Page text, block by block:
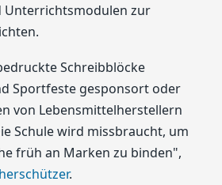
Unterrichtsmodulen zur
Schreibblöcke
Sportfeste gesponsort oder
von Lebensmittelherstellern
Schule wird missbraucht, um
früh an Marken zu binden",
.